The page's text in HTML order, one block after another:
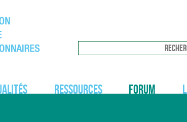
Ressources Forum